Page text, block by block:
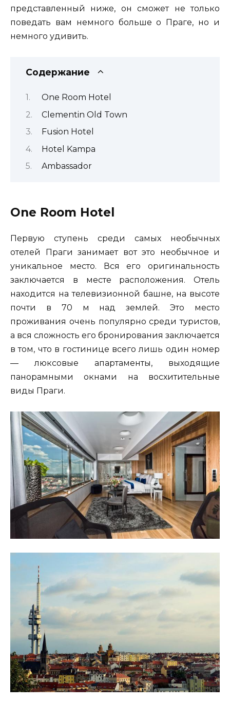
представленный ниже, он сможет не только
поведать вам немного больше о Праге, но и
немного удивить.
Содержание
One Room Hotel
Clementin Old Town
Fusion Hotel
Hotel Kampa
Ambassador
One Room Hotel
Первую ступень среди самых необычных
отелей Праги занимает вот это необычное и
уникальное место. Вся его оригинальность
заключается в месте расположения. Отель
находится на телевизионной башне, на высоте
почти в 70 м над землей. Это место
проживания очень популярно среди туристов,
а вся сложность его бронирования заключается
в том, что в гостинице всего лишь один номер
— люксовые апартаменты, выходящие
панорамными окнами на восхитительные
виды Праги.